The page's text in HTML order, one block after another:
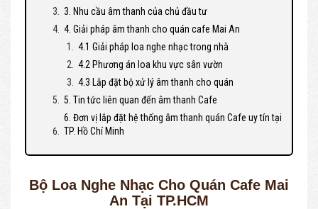
3. Nhu cầu âm thanh của chủ đầu tư
4. Giải pháp âm thanh cho quán cafe Mai An
4.1 Giải pháp loa nghe nhạc trong nhà
4.2 Phương án loa khu vực sân vườn
4.3 Lắp đặt bộ xử lý âm thanh cho quán
5. Tin tức liên quan đến âm thanh Cafe
6. Đơn vị lắp đặt hệ thống âm thanh quán Cafe uy tín tại
TP. Hồ Chí Minh
Bộ Loa Nghe Nhạc Cho Quán Cafe Mai
An Tại TP.HCM